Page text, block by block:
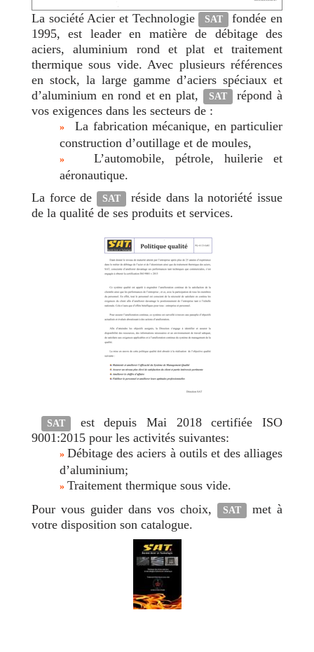
La société Acier et Technologie SAT fondée en
1995, est leader en matière de débitage des
aciers, aluminium rond et plat et traitement
thermique sous vide. Avec plusieurs références
en stock, la large gamme d’aciers spéciaux et
d’aluminium en rond et en plat,
SAT répond à
vos exigences dans les secteurs de :
» La fabrication mécanique, en particulier
construction d’outillage et de moules,
» L’automobile, pétrole, huilerie et
aéronautique.
La force de SAT
réside dans la notoriété issue
de la qualité de ses produits et services.
SAT est depuis Mai 2018 certifiée ISO
9001:2015 pour les activités suivantes:
» Débitage des aciers à outils et des alliages
d’aluminium;
» Traitement thermique sous vide.
Pour vous guider dans vos choix,
SAT
met à
votre disposition son catalogue.